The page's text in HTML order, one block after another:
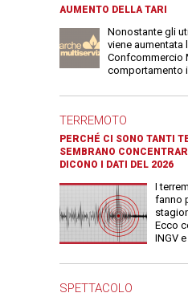
AUMENTO DELLA TARI
Nonostante gli
viene aumentata
Confcommercio
comportamento
TERREMOTO
PERCHÉ CI SONO TANTI
SEMBRANO
DICONO I DATI DEL 2026
I
fanno
Ecco
INGV
SPETTACOLO